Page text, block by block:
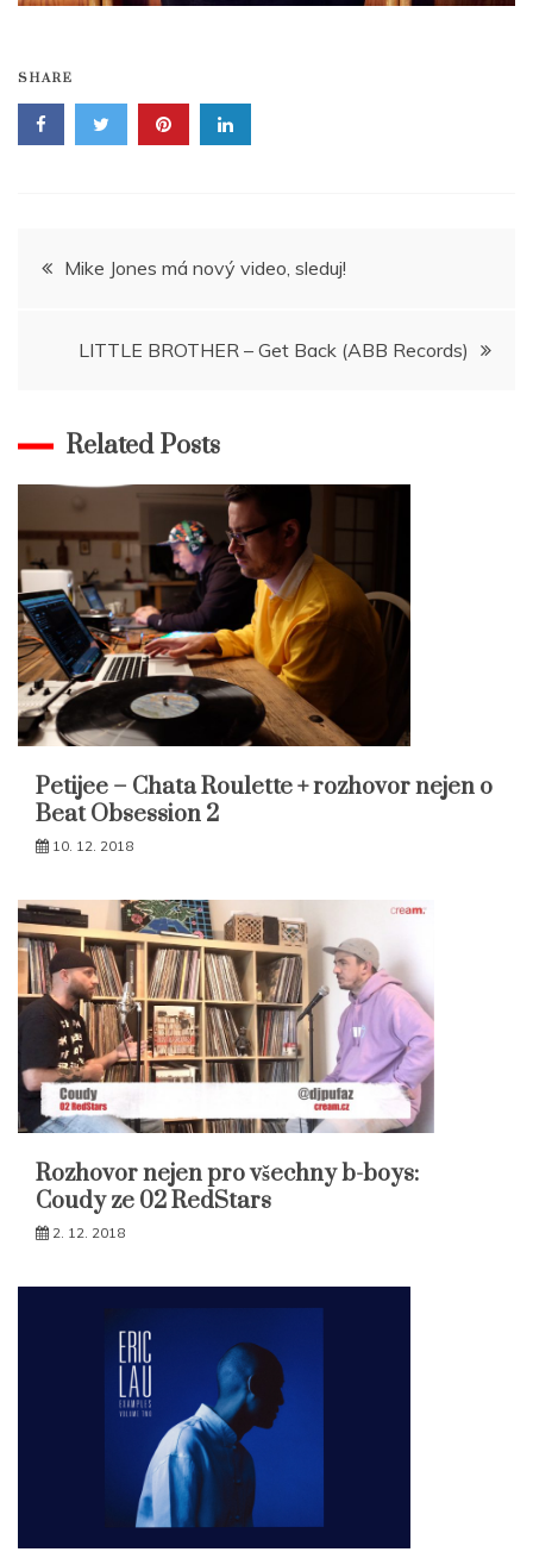
SHARE
Navigace
Mike Jones má nový video, sleduj!
LITTLE BROTHER – Get Back (ABB Records)
Related Posts
Petijee – Chata Roulette + rozhovor nejen o
Beat Obsession 2
10. 12. 2018
Rozhovor nejen pro všechny b-boys:
Coudy ze 02 RedStars
2. 12. 2018